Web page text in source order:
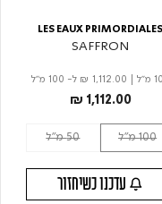
LES EAUX PRIMORDIALES
SAFFRON
|
₪ 1,112.00 ל- 100 מ"ל
₪ 1,112.00
100 מ"ל 50 מ"ל